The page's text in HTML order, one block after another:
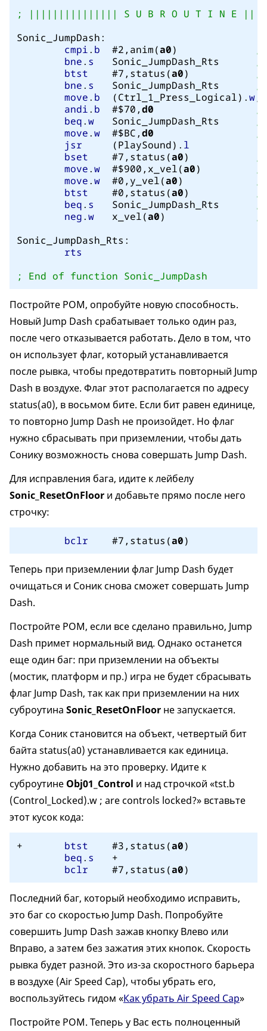
; ||||||||||||||| S U B R O U T I
Sonic_JumpDash:
cmpi. b
	#2,anim(
a0
bne. s
btst
    #7,status(
a0)
bne. s
   Sonic_JumpDash_Rts
move. b
	(Ctrl_1_Press_Logical).
w
andi. b
	#$70,
d0
beq.w
move.w
	#$BC,
d0
jsr
	(PlaySound).
l
bset
    #7,status(
a0)
move.w
	#$900,x_vel(
a0)
move.w
	#0,y_vel(
a0
btst
	#0,status(
a0)
beq. s
	Sonic_JumpDash_Rts
neg.w x_vel(a0)
Sonic_JumpDash_Rts:
rts
; End of function Sonic_JumpDash
Постройте РОМ, опробуйте новую способность.
Новый Jump Dash срабатывает только один раз,
после чего отказывается работать. Дело в том, что
он использует флаг, который устанавливается
после рывка, чтобы предотвратить повторный Jump
Dash в воздухе. Флаг этот располагается по адресу
status(a0), в восьмом бите. Если бит равен единице,
то повторно Jump Dash не произойдет. Но флаг
нужно сбрасывать при приземлении, чтобы дать
Сонику возможность снова совершать Jump Dash.
Для исправления бага, идите к лейбелу
Sonic_ResetOnFloor и добавьте прямо после него
строчку:
bclr
    #7,status(
a0)
Теперь при приземлении флаг Jump Dash будет
очищаться и Соник снова сможет совершать Jump
Dash.
Постройте РОМ, если все сделано правильно, Jump
Dash примет нормальный вид. Однако останется
еще один баг: при приземлении на объекты
(мостик, платформ и пр.) игра не будет сбрасывать
флаг Jump Dash, так как при приземлении на них
суброутина Sonic_ResetOnFloor не запускается.
Когда Соник становится на объект, четвертый бит
байта status(a0) устанавливается как единица.
Нужно добавить на это проверку. Идите к
суброутине Obj01_Control и над строчкой «tst.b
(Control_Locked).w ; are controls locked?» вставьте
этот кусок кода:
btst
    #3,status(
a0
beq. s
bclr
	#7,status(
a0
Последний баг, который необходимо исправить,
это баг со скоростью Jump Dash. Попробуйте
совершить Jump Dash зажав кнопку Влево или
Вправо, а затем без зажатия этих кнопок. Скорость
рывка будет разной. Это из-за скоростного барьера
в воздухе (Air Speed Cap), чтобы убрать его,
воспользуйтесь гидом «Как убрать Air Speed Cap»
Постройте РОМ. Теперь у Вас есть полноценный